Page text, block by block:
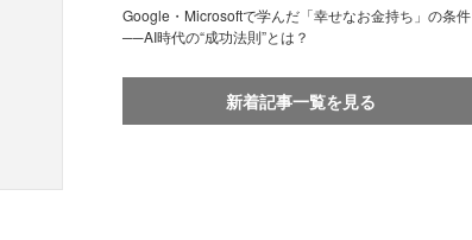
Google・Microsoftで学んだ「幸せなお金持ち」の条件
──AI時代の“成功法則”とは？
新着記事一覧を見る